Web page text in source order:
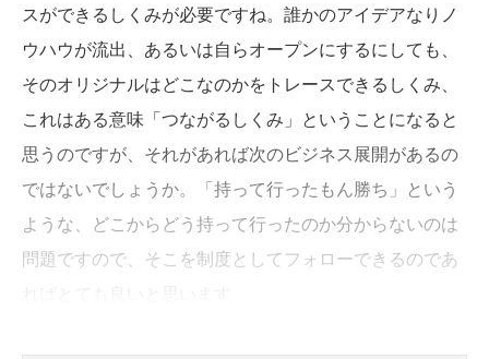
スができるしくみが必要ですね。誰かのアイデアなりノ
ウハウが流出、あるいは自らオープンにするにしても、
そのオリジナルはどこなのかをトレースできるしくみ、
これはある意味「つながるしくみ」ということになると
思うのですが、それがあれば次のビジネス展開があるの
ではないでしょうか。「持って行ったもん勝ち」という
ような、どこからどう持って行ったのか分からないのは
問題ですので、そこを制度としてフォローできるのであ